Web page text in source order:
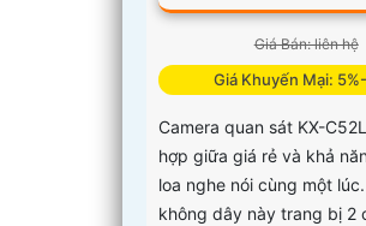
Giá Bán: liên hệ
Giá Khuyến Mại:
Camera quan sát KX-
hợp giữa giá rẻ và khả
loa nghe nói cùng một
không dây này trang bị 2